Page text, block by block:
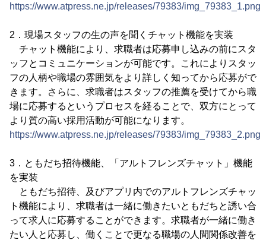
https://www.atpress.ne.jp/releases/79383/img_79383_1.png
2．現場スタッフの生の声を聞くチャット機能を実装
チャット機能により、求職者は応募申し込みの前にスタ
ッフとコミュニケーションが可能です。これによりスタッ
フの人柄や職場の雰囲気をより詳しく知ってから応募がで
きます。さらに、求職者はスタッフの推薦を受けてから職
場に応募するというプロセスを経ることで、双方にとって
より質の高い採用活動が可能になります。
https://www.atpress.ne.jp/releases/79383/img_79383_2.png
3．ともだち招待機能、「アルトフレンズチャット」機能
を実装
ともだち招待、及びアプリ内でのアルトフレンズチャッ
ト機能により、求職者は一緒に働きたいともだちと誘い合
って求人に応募することができます。求職者が一緒に働き
たい人と応募し、働くことで更なる職場の人間関係改善を